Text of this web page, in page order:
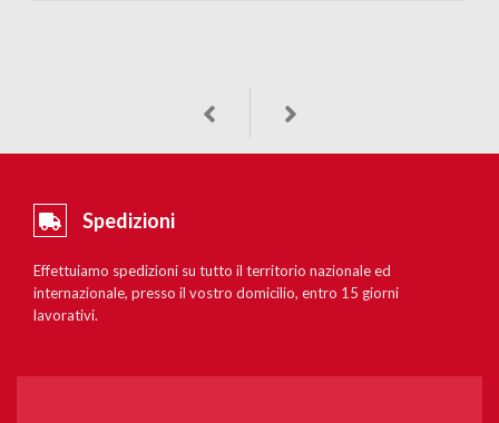
Spedizioni
Effettuiamo spedizioni su tutto il territorio nazionale ed
internazionale, presso il vostro domicilio, entro 15 giorni
lavorativi.